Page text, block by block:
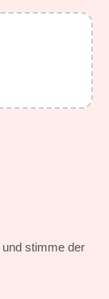
und stimme der